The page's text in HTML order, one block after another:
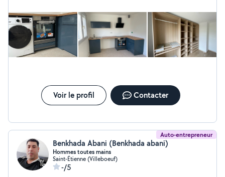
Voir le profil Contacter
Auto-entrepreneur
Benkhada Abani (Benkhada abani)
Hommes toutes mains
Saint-Étienne (Villeboeuf)
-/5